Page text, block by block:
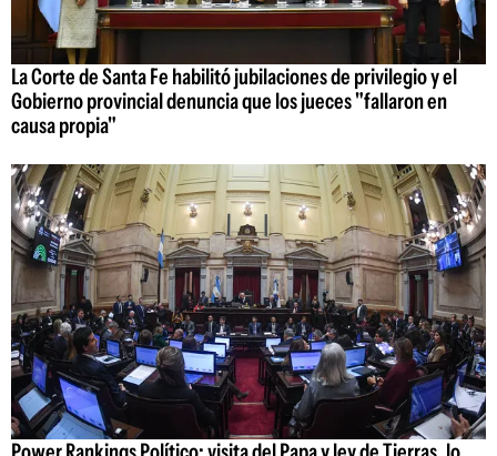
La Corte de Santa Fe habilitó jubilaciones de privilegio y el
Gobierno provincial denuncia que los jueces "fallaron en
causa propia"